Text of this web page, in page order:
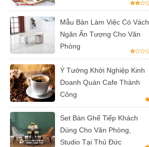
Ghế decor
trong suốt,
ghế xoay
trong suốt
Ghế Eames
chân gỗ bọc
vải bố xanh
xám GLM27-
ghế dành
Mẫu Bàn Làm Việc Có Vách
Ngăn Ấn Tượng Cho Văn
Phòng
Ý Tưởng Khởi Nghiệp Kinh
Doanh Quán Cafe Thành
Công
Set Bàn Ghế Tiếp Khách
Dùng Cho Văn Phòng,
Studio Tại Thủ Đức